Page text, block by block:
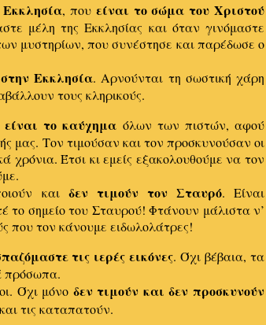
Εκκλησία, που είναι το σώμα του Χριστού
μέλη της Εκκλησίας και όταν γινόμαστε
μυστηρίων, που συνέστησε και παρέδωσε ο
Εκκλησία. Αρνούνται τη σωστική χάρη
τους κληρικούς.
το καύχημα όλων των πιστών, αφού
μας. Τον τιμούσαν και τον προσκυνούσαν οι
χρόνια. Έτσι κι εμείς εξακολουθούμε να τον
καιδεν τιμούν τον Σταυρό. Είναι
το σημείο του Σταυρού! Φτάνουν μάλιστα ν’
που τον κάνουμε ειδωλολάτρες!
τις ιερές εικόνες. Όχι βέβαια, τα
πρόσωπα.
Όχι μόνο δεν τιμούν και δεν προσκυνούν
τις καταπατούν.